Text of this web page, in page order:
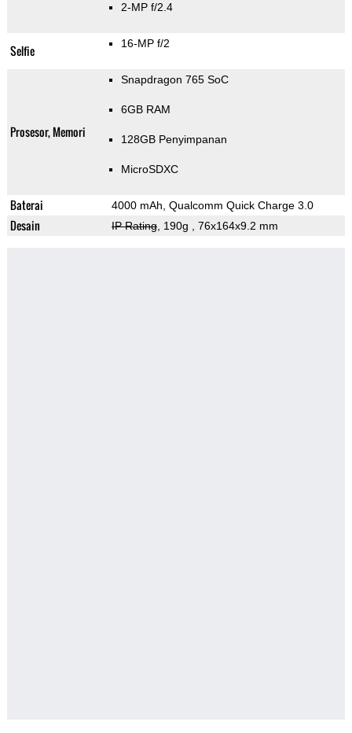
2-MP f/2.4
Selfie 16-MP f/2
Prosesor, Memori
Snapdragon 765 SoC
6GB RAM
128GB Penyimpanan
MicroSDXC
Baterai 4000 mAh, Qualcomm Quick Charge 3.0
Desain IP Rating, 190g , 76x164x9.2 mm